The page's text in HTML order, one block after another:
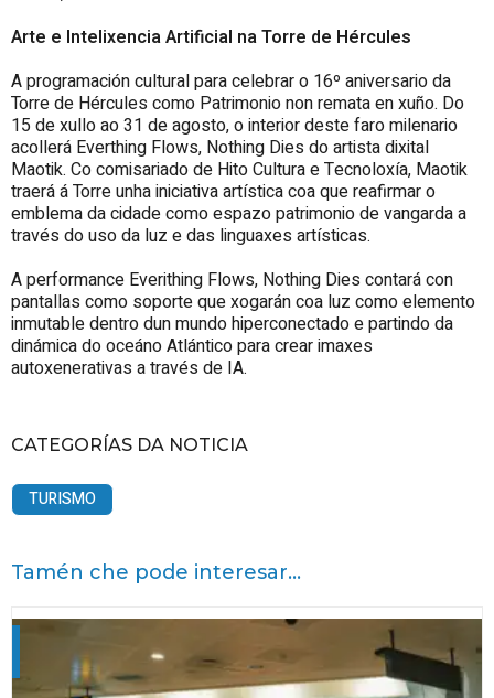
Arte e Intelixencia Artificial na Torre de Hércules
A programación cultural para celebrar o 16º aniversario da
Torre de Hércules como Patrimonio non remata en xuño. Do
15 de xullo ao 31 de agosto, o interior deste faro milenario
acollerá Everthing Flows, Nothing Dies do artista dixital
Maotik. Co comisariado de Hito Cultura e Tecnoloxía, Maotik
traerá á Torre unha iniciativa artística coa que reafirmar o
emblema da cidade como espazo patrimonio de vangarda a
través do uso da luz e das linguaxes artísticas.
A performance Everithing Flows, Nothing Dies contará con
pantallas como soporte que xogarán coa luz como elemento
inmutable dentro dun mundo hiperconectado e partindo da
dinámica do oceáno Atlántico para crear imaxes
autoxenerativas a través de IA.
CATEGORÍAS DA NOTICIA
TURISMO
Tamén che pode interesar...